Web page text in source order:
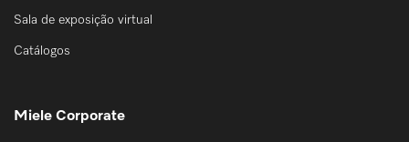
Sala de exposição virtual
Catálogos
Miele Corporate